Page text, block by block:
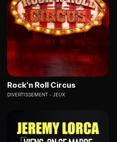
Rock'n Roll Circus
DIVERTISSEMENT JEUX